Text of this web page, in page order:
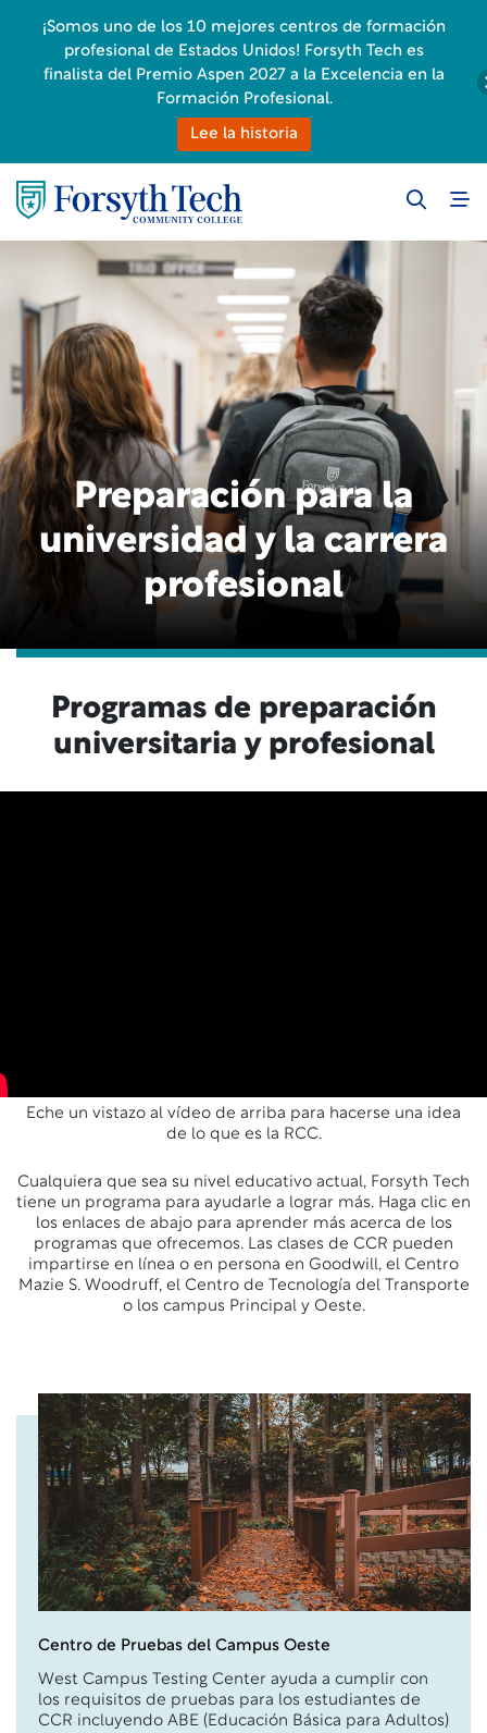
Preparación para la
universidad y la carrera
profesional
Programas de preparación
universitaria y profesional
Eche un vistazo al vídeo de arriba para hacerse una idea
de lo que es la RCC.
Cualquiera que sea su nivel educativo actual, Forsyth Tech
tiene un programa para ayudarle a lograr más. Haga clic en
los enlaces de abajo para aprender más acerca de los
programas que ofrecemos. Las clases de CCR pueden
impartirse en línea o en persona en Goodwill, el Centro
Mazie S. Woodruff, el Centro de Tecnología del Transporte
o los campus Principal y Oeste.
Centro de Pruebas del Campus Oeste
West Campus Testing Center ayuda a cumplir con
los requisitos de pruebas para los estudiantes de
CCR incluyendo ABE (Educación Básica para Adultos)
¡Somos uno de los 10 mejores centros de formación
profesional de Estados Unidos! Forsyth Tech es
finalista del Premio Aspen 2027 a la Excelencia en la
Formación Profesional.
Lee la historia